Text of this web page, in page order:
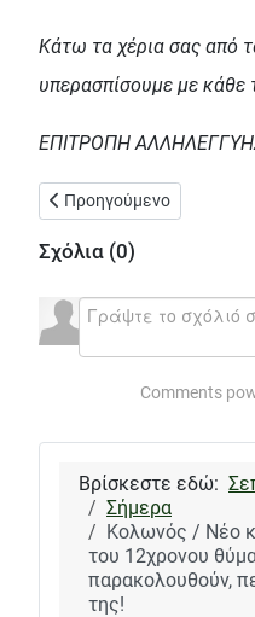
Κάτω τα χέρια σας από
υπερασπίσουμε με κάθε
ΕΠΙΤΡΟΠΗ
Προηγούμενο άρθρο:
Προηγούμενο
Σχόλια (0)
Comments
Βρίσκεστε εδώ:
Σήμερα
Κολωνός / Νέο
του 12χρονου
παρακολουθούν,
της!